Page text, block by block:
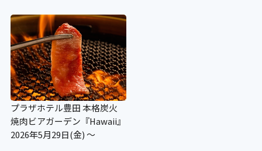
プラザホテル豊田 本格炭火
焼肉ビアガーデン『Hawaii』
2026年5月29日(金) ～